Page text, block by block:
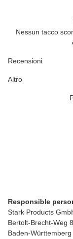
Nessun tacco
Recensioni
Altro
Responsible
Stark Products
Bertolt-Brecht-Weg 8
Baden-Württemberg